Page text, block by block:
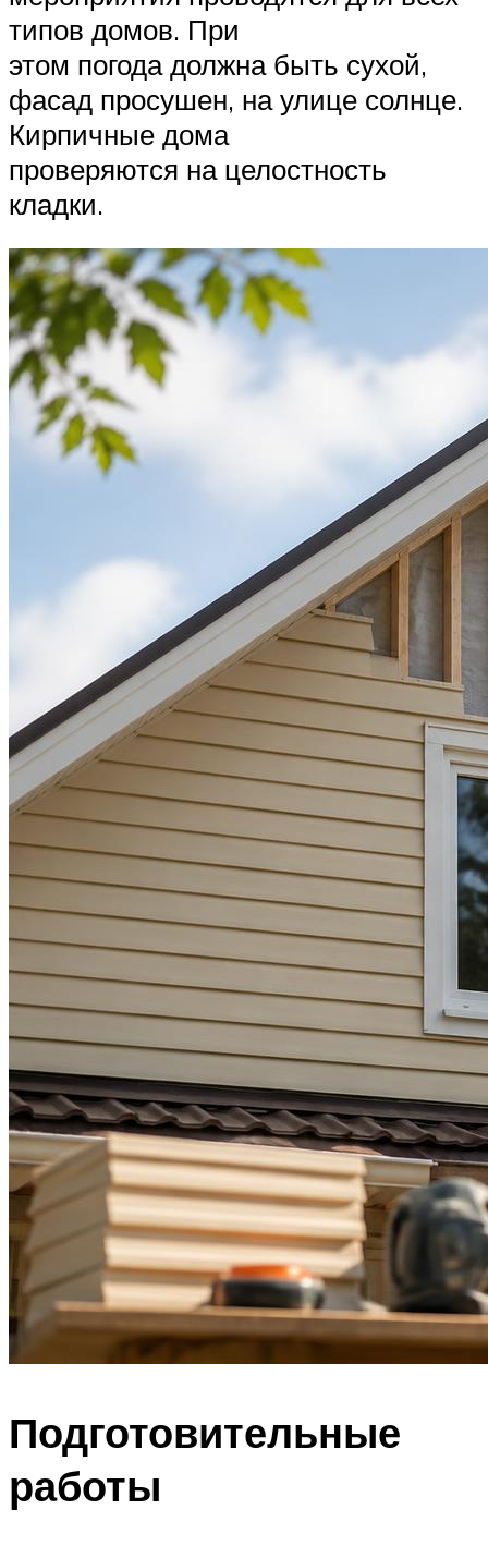
типов домов. При
этом погода должна быть сухой,
фасад просушен, на улице солнце.
Кирпичные дома
проверяются на целостность
кладки.
Подготовительные
работы